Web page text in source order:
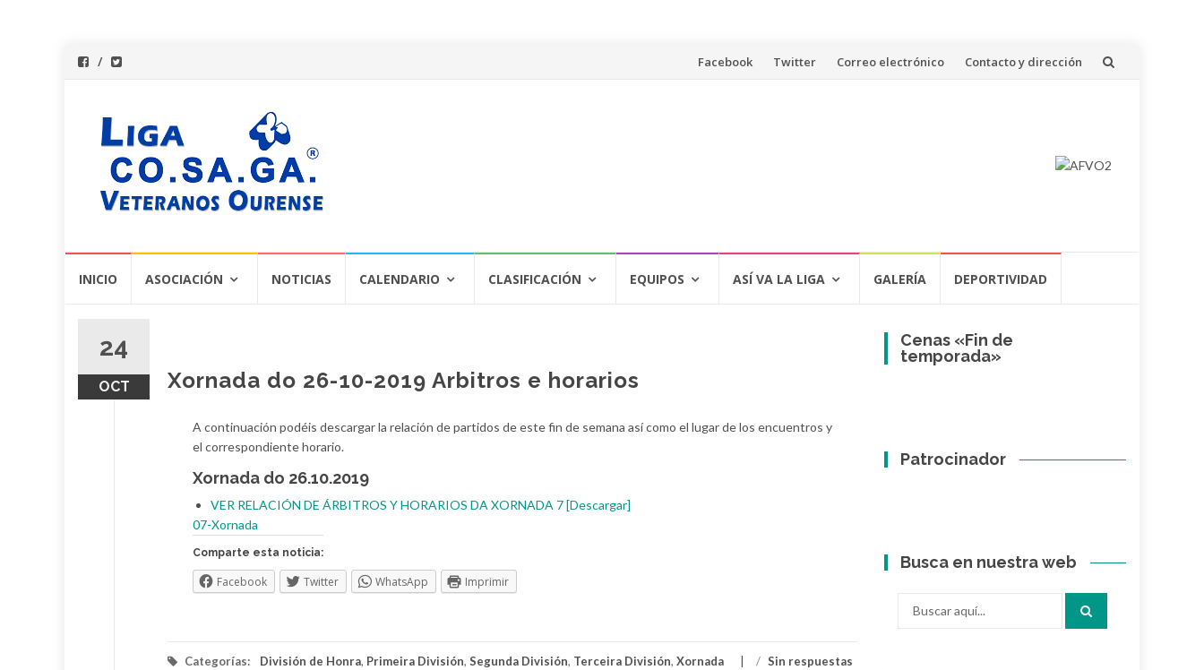
Saltar
Facebook Twitter Correo electrónico Contacto y dirección
INICIO ASOCIACIÓN NOTICIAS CALENDARIO CLASIFICACIÓN EQUIPOS ASÍ VA LA LIGA GALERÍA DEPORTIVIDAD
24
OCT Xornada do 26-10-2019 Arbitros e horarios
A continuación podéis descargar la relación de partidos de este fin de semana así como el lugar de los encuentros y
el correspondiente horario.
Xornada do 26.10.2019
VER RELACIÓN DE ÁRBITROS Y HORARIOS DA XORNADA 7 [Descargar]
07-Xornada
Comparte esta noticia:
Facebook Twitter WhatsApp Imprimir
Categorías: División de Honra, Primeira División, Segunda División, Terceira División, Xornada / Sin respuestas
Cenas «Fin de
temporada»
Patrocinador
Busca en nuestra web